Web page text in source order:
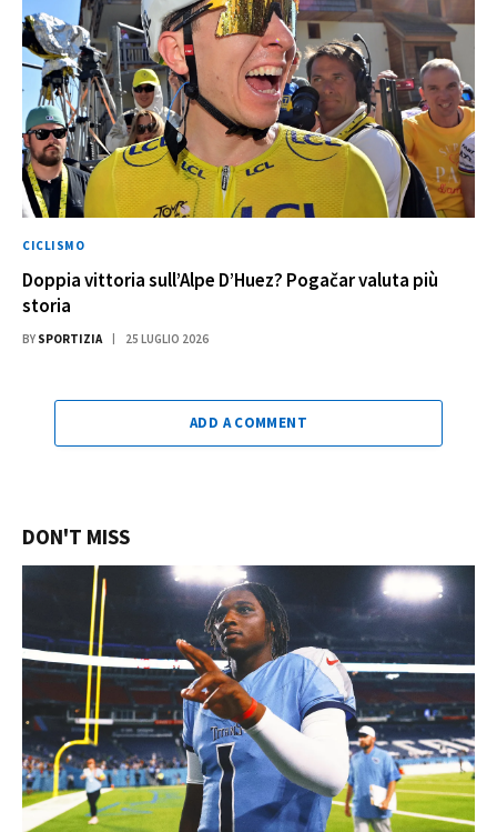
CICLISMO
Doppia vittoria sull’Alpe D’Huez? Pogačar valuta più
storia
BY SPORTIZIA 25 LUGLIO 2026
ADD A COMMENT
DON'T MISS